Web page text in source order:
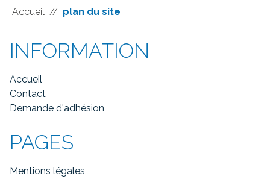
Accueil // plan du site
INFORMATION
Accueil
Contact
Demande d'adhésion
PAGES
Mentions légales